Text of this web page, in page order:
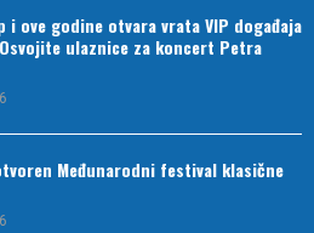
i ove godine otvara vrata VIP događaja
ulaznice za koncert Petra
Međunarodni festival klasične